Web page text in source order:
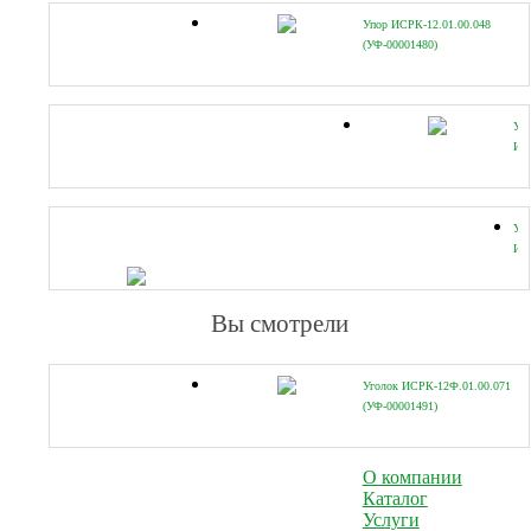
Упор ИСРК-12.01.00.048
(УФ-00001480)
Вы смотрели
Уголок ИСРК-12Ф.01.00.071
(УФ-00001491)
О компании
Каталог
Услуги